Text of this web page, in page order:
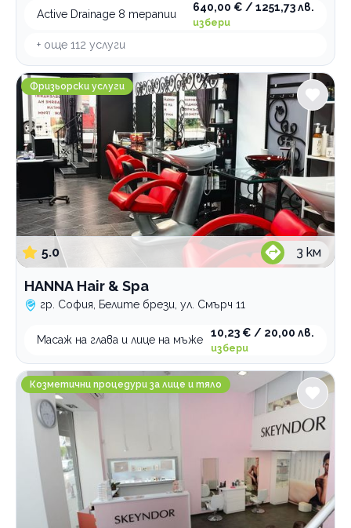
Active Drainage 8 терапии
640,00 € / 1251,73 лв.
избери
+ още 112 услуги
HANNА Hair & Spa
Фризьорски услуги
5.0 3 км
HANNА Hair & Spa
гр. София, Белите брези, ул. Смърч 11
Масаж на глава и лице на мъже
10,23 € / 20,00 лв.
избери
Skeyndor Institute Bulgaria
Козметични процедури за лице и тяло